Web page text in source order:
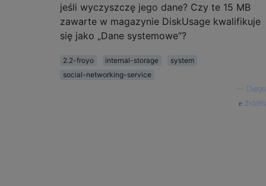
jeśli wyczyszczę jego dane? Czy te 15 MB
zawarte w magazynie DiskUsage kwalifikuje
się jako „Dane systemowe”?
2.2-froyo internal-storage
system
social-networking-service
Diego
źródło